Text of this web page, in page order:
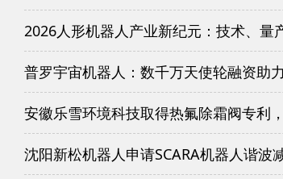
2026人形机器人产业新纪元：技术、量
普罗宇宙机器人：数千万天使轮融资助
安徽乐雪环境科技取得热氟除霜阀专利
沈阳新松机器人申请SCARA机器人谐